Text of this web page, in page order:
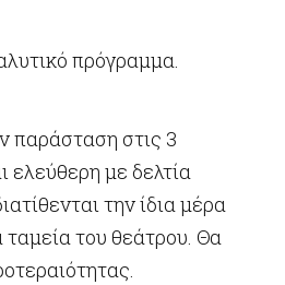
πρόγραμμα.
παράσταση στις 3
ελεύθερη με δελτία
την ίδια μέρα
ταμεία του θεάτρου. Θα